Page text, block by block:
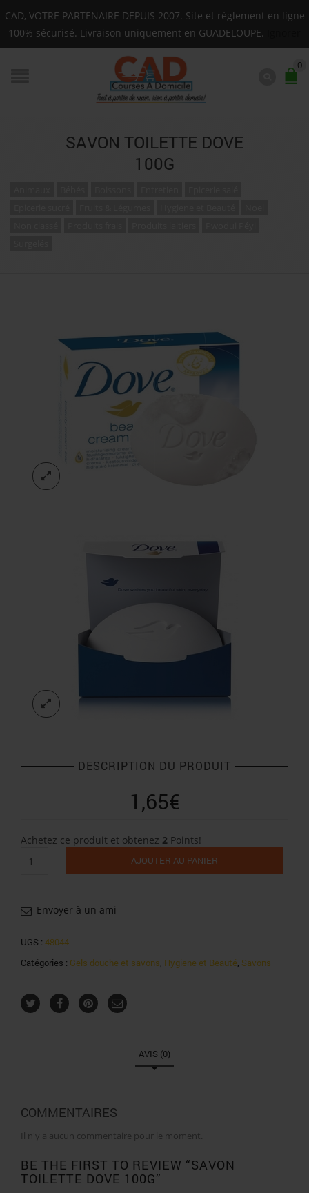
sur toute la Guadeloupe : Mardi, Jeudi, Samedi
0
SAVON TOILETTE DOVE
100G
DESCRIPTION DU PRODUIT
1,65€
Achetez ce produit et obtenez 2 Points!
de
Dove
AJOUTER AU PANIER
Envoyer à un ami
UGS : 48044
Catégories : Gels douche et savons, Hygiene et Beauté, Savons
AVIS (0)
COMMENTAIRES
Il n'y a aucun commentaire pour le moment.
BE THE FIRST TO REVIEW “SAVON
TOILETTE DOVE 100G”
CAD, VOTRE PARTENAIRE DEPUIS 2007. Site et règlement en ligne
100% sécurisé. Livraison uniquement en GUADELOUPE.